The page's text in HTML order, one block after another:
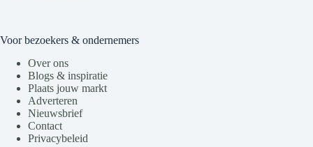
Voor bezoekers & ondernemers
Over ons
Blogs & inspiratie
Plaats jouw markt
Adverteren
Nieuwsbrief
Contact
Privacybeleid